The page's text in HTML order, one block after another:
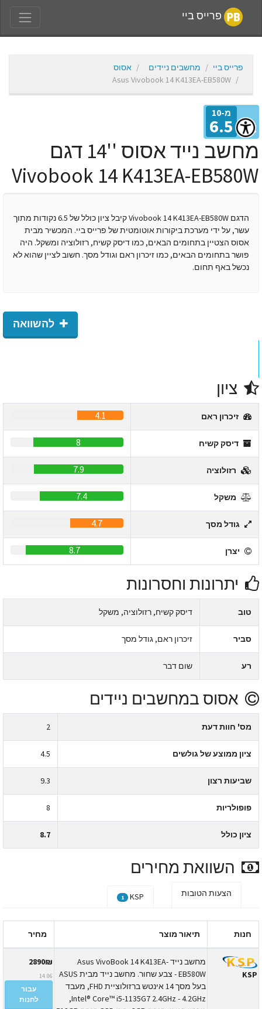
פרייס ביי
פרייס ביי מחשבים ניידים
אסוס
Asus Vivobook 14 K413EA-EB580W
ציון
מ-10
6.5
מחשב נייד אסוס ''14 דגם
Vivobook 14 K413EA-
הדגם Vivobook 14 K413EA-EB580W קיבל ציון כולל של 6.5 נקודות מתוך
עשר, על ידי מערכת ביקורות אוטומטית של פרייס ביי. המכשיר מבית
אסוס הצטיין בתחומים הבאים, כמו דיסק קשיח, רזולוציה ומשקל. היה
פושר בתחומים הבאים, כמו זיכרון ראם וגודל מסך. חשוב לציין שהוא לא
נכשל באף תחום.
להשוואה
ציון
זיכרון ראם 4.1
דיסק קשיח
רזולוציה 7.9
משקל 7.4
גודל מסך 4.7
יצרן 8.7
יתרונות וחסרונות
טוב דיסק קשיח, רזולוציה, משקל
סביר זיכרון ראם, גודל מסך
רע שום דבר
אסוס במחשבים ניידים
מס' חוות דעת
ציון ממוצע של גולשים 4.5
שביעות רצון 9.3
פופולריות
ציון כולל 8.7
השוואת מחירים
הצעות הטובות KSP
1
חנות תיאור מוצר מחיר
מחשב נייד Asus VivoBook 14 K413EA-
EB580W - צבע שחור. מחשב נייד מבית ASUS
בעל מסך 14 אינטש ברזולוציית FHD, מעבד
Intel® Core™ i5-1135G7 2.4GHz - 4.2GHz,
2890₪
14.06
עבור
לחנות